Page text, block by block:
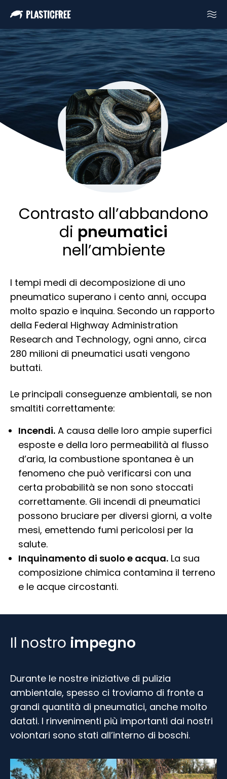
Contrasto all’abbandono
di pneumatici
nell’ambiente
I tempi medi di decomposizione di uno
pneumatico superano i cento anni, occupa
molto spazio e inquina. Secondo un rapporto
della Federal Highway Administration
Research and Technology, ogni anno, circa
280 milioni di pneumatici usati vengono
buttati.
Le principali conseguenze ambientali, se non
smaltiti correttamente:
Incendi. A causa delle loro ampie superfici
esposte e della loro permeabilità al flusso
d’aria, la combustione spontanea è un
fenomeno che può verificarsi con una
certa probabilità se non sono stoccati
correttamente. Gli incendi di pneumatici
possono bruciare per diversi giorni, a volte
mesi, emettendo fumi pericolosi per la
salute.
Inquinamento di suolo e acqua. La sua
composizione chimica contamina il terreno
e le acque circostanti.
Il nostro impegno
Durante le nostre iniziative di pulizia
ambientale, spesso ci troviamo di fronte a
grandi quantità di pneumatici, anche molto
datati. I rinvenimenti più importanti dai nostri
volontari sono stati all’interno di boschi.